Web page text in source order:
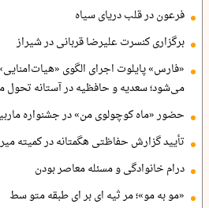
فرعون در قلب دریای سیاه
برگزاری کنسرت علیرضا قربانی در شیراز
«فارس» پایلوت اجرای الگوی
می‌شود؛ سعدیه و حافظیه در آستانه تحول
حضور «ماه کوچولوی من» در جشنواره
تأیید گزارش حفاظتی هگمتانه در کمیته
درام خانوادگی و مسئله معاصر بودن
«مو به مو»؛ مر ثیه ای بر ای طبقه متو سط